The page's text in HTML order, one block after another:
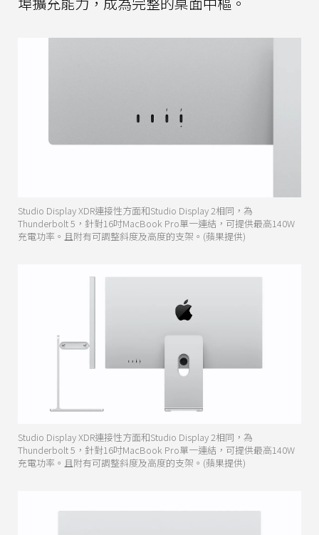
Studio Display XDR連接性方面和Studio Display 2相同，為
Thunderbolt 5，針對16吋MacBook Pro單一連結，可提供最高140W
充電功率。且附有可調整斜度及高度的支架。(蘋果提供)
Studio Display XDR連接性方面和Studio Display 2相同，為
Thunderbolt 5，針對16吋MacBook Pro單一連結，可提供最高140W
充電功率。且附有可調整斜度及高度的支架。(蘋果提供)